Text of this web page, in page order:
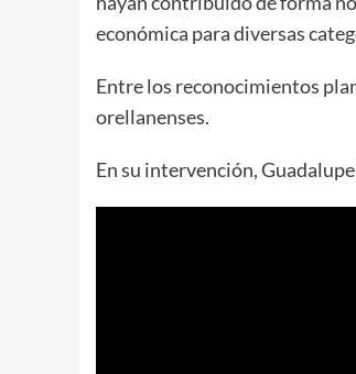
económica para diversas
Entre los reconocimientos
orellanenses.
En su intervención,